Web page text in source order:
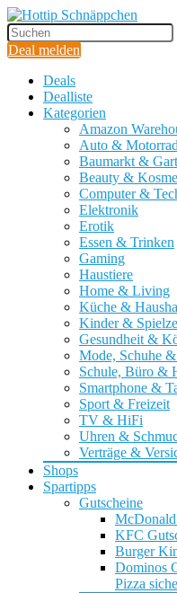
Deal melden
Deals
Dealliste
Kategorien
Amazon
Auto & Motorrad
Baumarkt &
Beauty &
Computer &
Elektronik
Erotik
Essen & Trinken
Gaming
Haustiere
Home & Living
Küche &
Kinder &
Gesundheit &
Mode, Schuhe
Schule, Büro &
Smartphone &
Sport & Freizeit
TV & HiFi
Uhren &
Verträge &
Shops
Spartipps
Gutscheine
KFC
Burger
Dominos
Pizza